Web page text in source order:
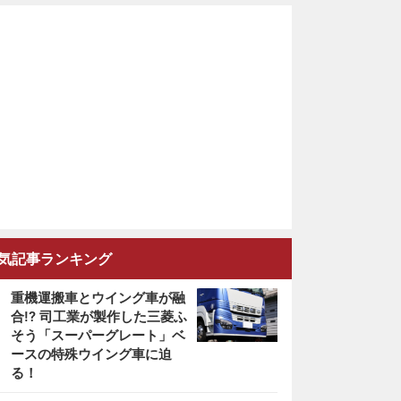
記事ランキング
重機運搬車とウイング車が融
合!? 司工業が製作した三菱ふ
そう「スーパーグレート」ベ
ースの特殊ウイング車に迫
る！